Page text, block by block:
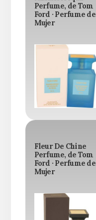
Perfume, de Tom
Ford · Perfume de
Mujer
Fleur De Chine
Perfume, de Tom
Ford · Perfume de
Mujer